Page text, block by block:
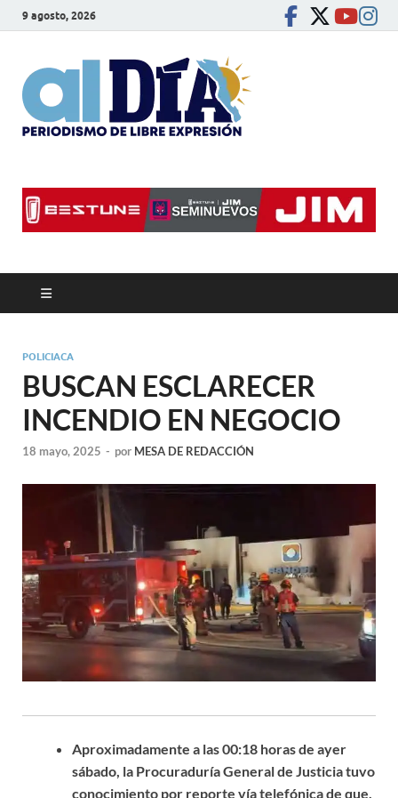
9 agosto, 2026
POLICIACA
BUSCAN ESCLARECER
INCENDIO EN NEGOCIO
18 mayo, 2025 - por MESA DE REDACCIÓN
Aproximadamente a las 00:18 horas de ayer
sábado, la Procuraduría General de Justicia tuvo
conocimiento por reporte vía telefónica de que,